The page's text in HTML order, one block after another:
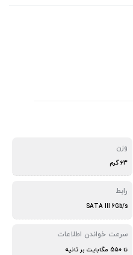
وزن
۶۳ گرم
رابط
SATA III 6Gb/s
سرعت خواندن اطلاعات
تا 5۵۰ مگابایت بر ثانیه